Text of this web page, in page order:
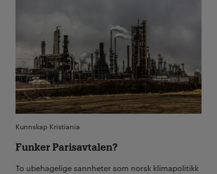
Kunnskap Kristiania
Funker Parisavtalen?
To ubehagelige sannheter som norsk klimapolitikk